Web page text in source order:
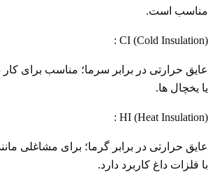
مناسب است.
CI (Cold Insulation) :
عایق حرارتی در برابر سرما؛ مناسب برای
یا یخچال ها.
HI (Heat Insulation) :
عایق حرارتی در برابر گرما؛ برای مشاغلی
با فلزات داغ کاربرد دارد.